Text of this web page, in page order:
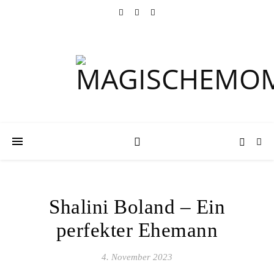
Shalini Boland – Ein
perfekter Ehemann
4. November 2023